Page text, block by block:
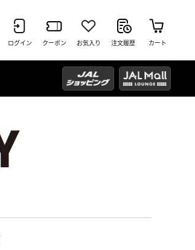
ログイン クーポン お気入り 注文履歴 カート